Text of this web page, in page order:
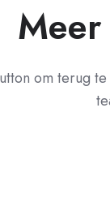
om terug